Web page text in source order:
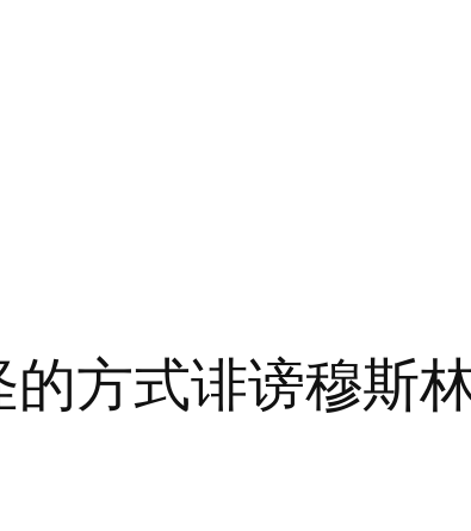
方式诽谤穆斯